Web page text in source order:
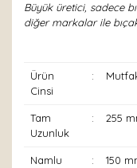
Büyük üretici, sadece
diğer markalar ile
Ürün
Cinsi
:
Tam
Uzunluk
: 255
Namlu
: 150